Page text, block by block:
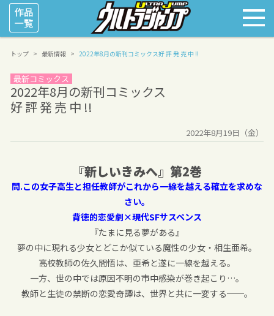
トップ 最新情報 2022年8月の新刊コミックス好 評 発 売 中 !!
最新コミックス
2022年8月の新刊コミックス
好 評 発 売 中 !!
2022年8月19日（金）
『新しいきみへ』第2巻
問.この女子高生と担任教師がこれから一線を越える確立を求めな
さい。
背徳的恋愛劇×現代SFサスペンス
『たまに見る夢がある』
夢の中に現れる少女とどこか似ている魔性の少女・相生亜希。
高校教師の佐久間悟は、亜希と遂に一線を越える。
一方、世の中では原因不明の市中感染が巻き起こり…。
教師と生徒の禁断の恋愛奇譚は、世界と共に一変する──。